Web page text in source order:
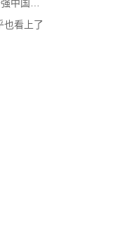
预订席位
也看上了